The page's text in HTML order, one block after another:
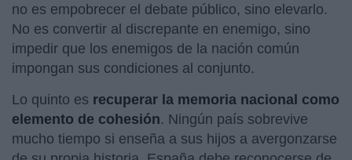
no es empobrecer el debate público, sino elevarlo.
No es convertir al discrepante en enemigo, sino
impedir que los enemigos de la nación común
impongan sus condiciones al conjunto.
Lo quinto es recuperar la memoria nacional como
elemento de cohesión. Ningún país sobrevive
mucho tiempo si enseña a sus hijos a avergonzarse